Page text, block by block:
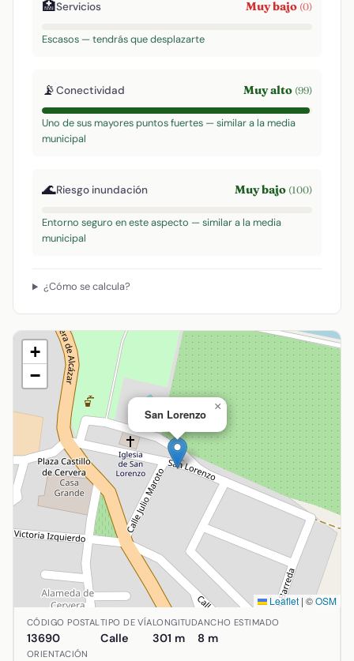
🏥Servicios Muy bajo (0)
Escasos — tendrás que desplazarte
📡Conectividad Muy alto (99)
Uno de sus mayores puntos fuertes — similar a la media
municipal
🌊Riesgo inundación Muy bajo (100)
Entorno seguro en este aspecto — similar a la media
municipal
¿Cómo se calcula?
San Lorenzo
×
+
−
Leaflet | ©OSM
Ubicación de San Lorenzo en Alcázar de San Juan,
CÓDIGO POSTAL
13690
TIPO DE VÍA
Calle
LONGITUD
301 m
ANCHO ESTIMADO
8 m
ORIENTACIÓN